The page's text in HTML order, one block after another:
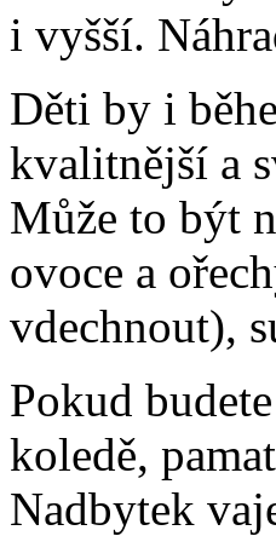
i vyšší.
Děti by i
kvalitnější a
Může to být
ovoce a
vdechnout),
Pokud
koledě,
Nadbytek